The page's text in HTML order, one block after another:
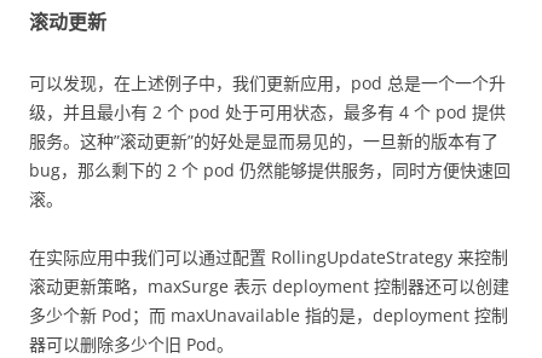
滚动更新
可以发现，在上述例子中，我们更新应用，pod 总是一个一个升
级，并且最小有 2 个 pod 处于可用状态，最多有 4 个 pod 提供
服务。这种”滚动更新”的好处是显而易见的，一旦新的版本有了
bug，那么剩下的 2 个 pod 仍然能够提供服务，同时方便快速回
滚。
在实际应用中我们可以通过配置 RollingUpdateStrategy 来控制
滚动更新策略，maxSurge 表示 deployment 控制器还可以创建
多少个新 Pod；而 maxUnavailable 指的是，deployment 控制
器可以删除多少个旧 Pod。